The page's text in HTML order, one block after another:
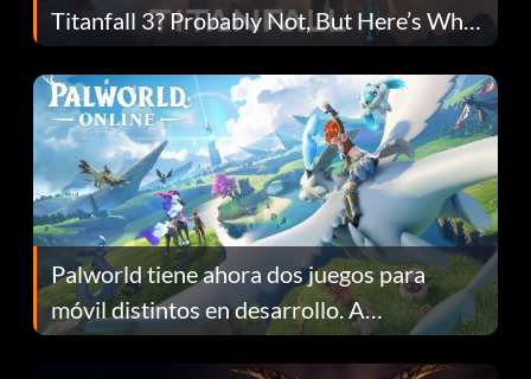
Titanfall 3? Probably Not, But Here’s Why
Fans Are Hopeful
Palworld tiene ahora dos juegos para
móvil distintos en desarrollo. A
continuación te explicamos por qué.